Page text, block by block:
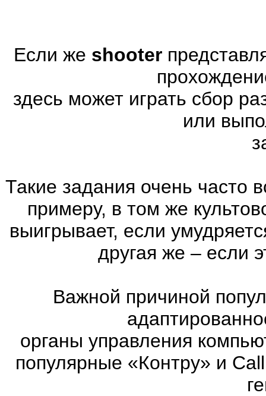
Если же shooter
здесь может играть сбор
или
Такие задания очень часто
примеру, в том же
выигрывает, если
другая же – если
Важной причиной
органы управления
популярные «Контру» и